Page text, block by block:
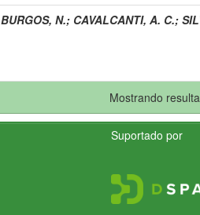
BURGOS, N.; CAVALCANTI, A. C.;
Mostrando
Suportado por